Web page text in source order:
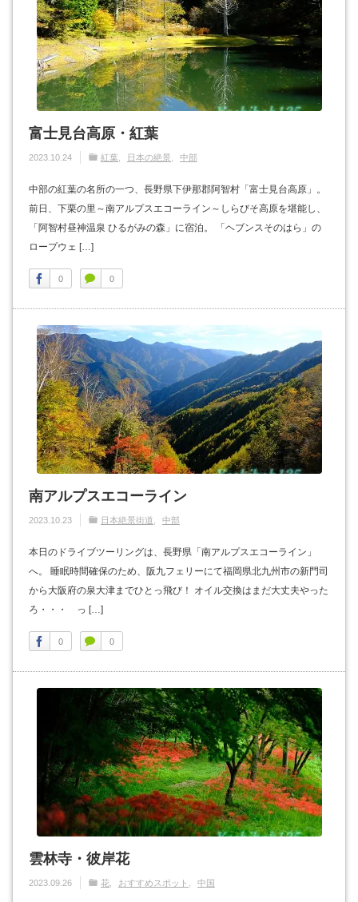
富士見台高原・紅葉
2023.10.24 紅葉 日本の絶景 中部
中部の紅葉の名所の一つ、長野県下伊那郡阿智村「富士見台高原」。
前日、下栗の里～南アルプスエコーライン～しらびそ高原を堪能し、
「阿智村昼神温泉 ひるがみの森」に宿泊。 「ヘブンスそのはら」の
ロープウェ […]
0 0
南アルプスエコーライン
2023.10.23 日本絶景街道 中部
本日のドライブツーリングは、長野県「南アルプスエコーライン」
へ。 睡眠時間確保のため、阪九フェリーにて福岡県北九州市の新門司
から大阪府の泉大津までひとっ飛び！ オイル交換はまだ大丈夫やった
ろ・・・ っ […]
0 0
雲林寺・彼岸花
2023.09.26 花 おすすめスポット 中国